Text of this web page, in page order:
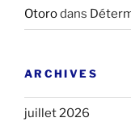
Otorodans
ARCHIVES
juillet 2026